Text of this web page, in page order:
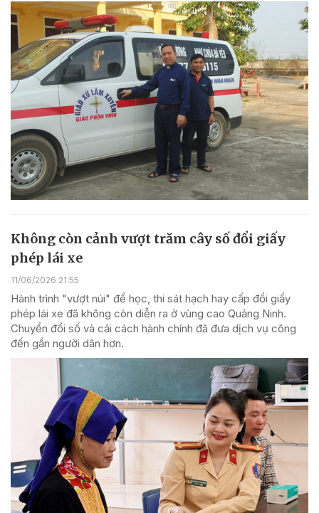
Không còn cảnh vượt trăm cây số đổi giấy
phép lái xe
11/06/2026 21:55
Hành trình "vượt núi" để học, thi sát hạch hay cấp đổi giấy
phép lái xe đã không còn diễn ra ở vùng cao Quảng Ninh.
Chuyển đổi số và cải cách hành chính đã đưa dịch vụ công
đến gần người dân hơn.